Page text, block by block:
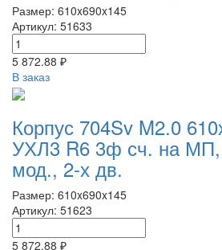
Размер: 610x690x145
Артикул: 51633
5 872.88 ₽
В заказ
Корпус 704Sv M2.0
УХЛ3 R6 3ф сч. на
мод., 2-х дв.
Размер: 610x690x145
Артикул: 51623
5 872.88 ₽